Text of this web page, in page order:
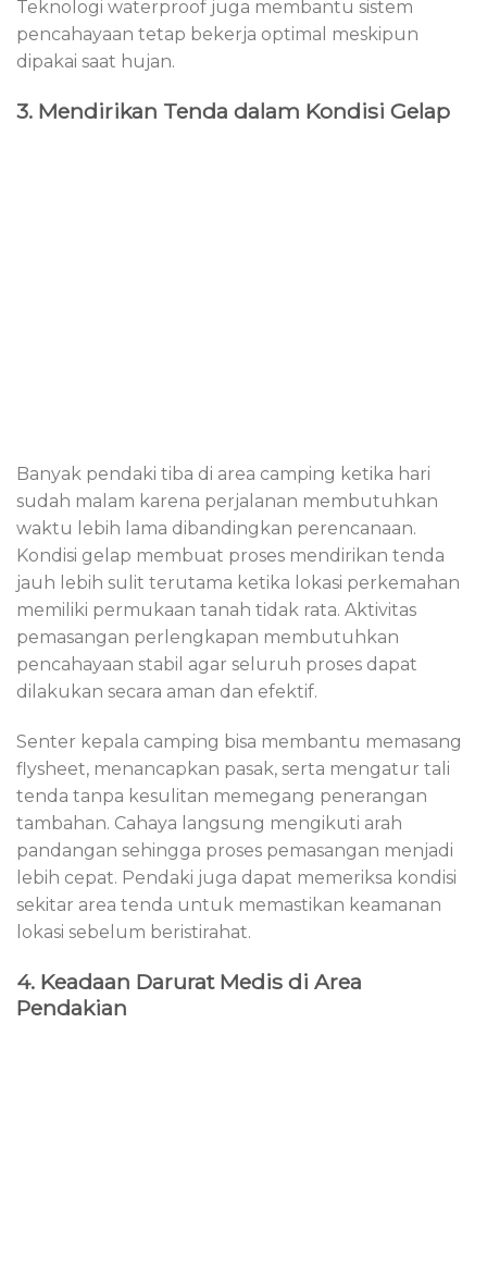
Teknologi waterproof juga membantu sistem
pencahayaan tetap bekerja optimal meskipun
dipakai saat hujan.
3. Mendirikan Tenda dalam Kondisi Gelap
Banyak pendaki tiba di area camping ketika hari
sudah malam karena perjalanan membutuhkan
waktu lebih lama dibandingkan perencanaan.
Kondisi gelap membuat proses mendirikan tenda
jauh lebih sulit terutama ketika lokasi perkemahan
memiliki permukaan tanah tidak rata. Aktivitas
pemasangan perlengkapan membutuhkan
pencahayaan stabil agar seluruh proses dapat
dilakukan secara aman dan efektif.
Senter kepala camping bisa membantu memasang
flysheet, menancapkan pasak, serta mengatur tali
tenda tanpa kesulitan memegang penerangan
tambahan. Cahaya langsung mengikuti arah
pandangan sehingga proses pemasangan menjadi
lebih cepat. Pendaki juga dapat memeriksa kondisi
sekitar area tenda untuk memastikan keamanan
lokasi sebelum beristirahat.
4. Keadaan Darurat Medis di Area
Pendakian